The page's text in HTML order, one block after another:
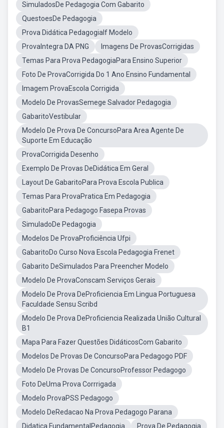
SimuladosDe Pedagogia Com Gabarito
QuestoesDe Pedagogia
Prova Didática PedagogiaIf Modelo
ProvaIntegra DA PNG
Imagens De ProvasCorrigidas
Temas Para Prova PedagogiaPara Ensino Superior
Foto De ProvaCorrigida Do 1 Ano Ensino Fundamental
Imagem ProvaEscola Corrigida
Modelo De ProvasSemege Salvador Pedagogia
GabaritoVestibular
Modelo De Prova De ConcursoPara Area Agente De
Suporte Em Educação
ProvaCorrigida Desenho
Exemplo De Provas DeDidática Em Geral
Layout De GabaritoPara Prova Escola Publica
Temas Para ProvaPratica Em Pedagogia
GabaritoPara Pedagogo Fasepa Provas
SimuladoDe Pedagogia
Modelos De ProvaProficiência Ufpi
GabaritoDo Curso Nova Escola Pedagogia Frenet
Gabarito DeSimulados Para Preencher Modelo
Modelo De ProvaConscam Serviços Gerais
Modelo De Prova DeProficiencia Em Lingua Portuguesa
Faculdade Sensu Scribd
Modelo De Prova DeProficiencia Realizada União Cultural
B1
Mapa Para Fazer Questões DidáticosCom Gabarito
Modelos De Provas De ConcursoPara Pedagogo PDF
Modelo De Provas De ConcursoProfessor Pedagogo
Foto DeUma Prova Corrrigada
Modelo ProvaPSS Pedagogo
Modelo DeRedacao Na Prova Pedagogo Parana
Didatica FundamentalPedagogia
Prova De Pedagogia